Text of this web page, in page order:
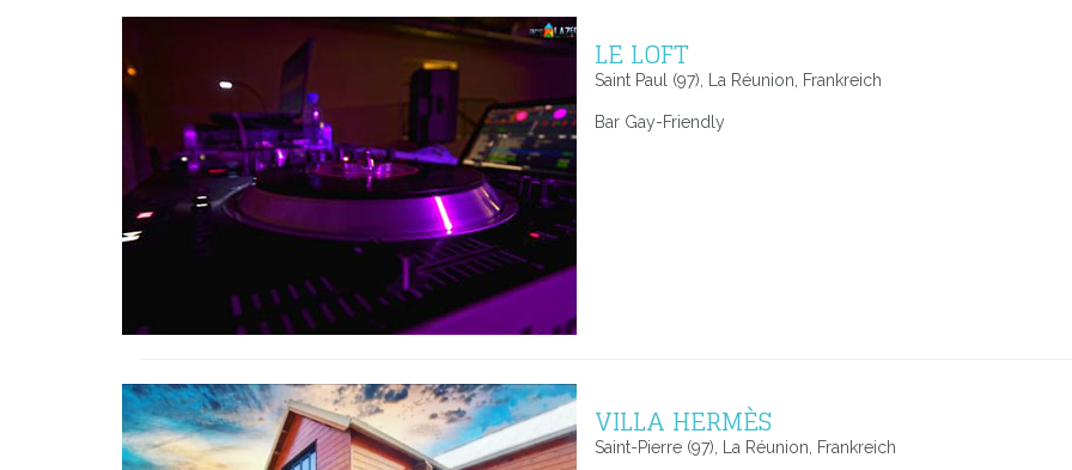
LE LOFT
Saint Paul (97), La Réunion, Frankreich
Bar Gay-Friendly
VILLA HERMÈS
Saint-Pierre (97), La Réunion, Frankreich